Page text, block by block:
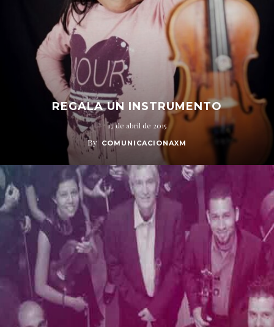
REGALA UN INSTRUMENTO
17 de abril de 2015
By COMUNICACIONAXM